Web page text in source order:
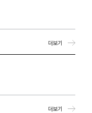
더보기
더보기